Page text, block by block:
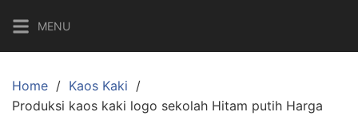
content
MENU
Home
Kaos Kaki
Produksi kaos kaki logo sekolah Hitam putih Harga